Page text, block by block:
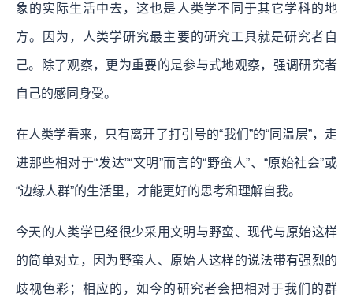
象的实际生活中去，这也是人类学不同于其它学科的地
方。因为， 人类学研究最主要的研究工具就是研究者自
己。 除了观察，更为重要的是参与式地观察，强调研究者
自己的感同身受。
在人类学看来，只有离开了打引号的“我们”的“同温层”，走
进那些相对于“发达”“文明”而言的“野蛮人”、“原始社会”或
“边缘人群”的生活里，才能更好的思考和理解自我。
今天的人类学已经很少采用文明与野蛮、现代与原始这样
的简单对立，因为野蛮人、原始人这样的说法带有强烈的
歧视色彩；相应的，如今的研究者会把相对于我们的群